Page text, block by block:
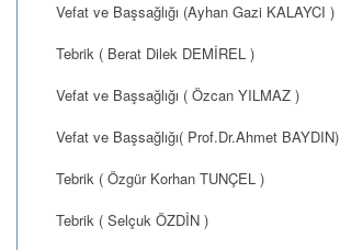
Vefat ve Başsağlığı (Ayhan Gazi KALAYCI )
Tebrik ( Berat Dilek DEMİREL )
Vefat ve Başsağlığı ( Özcan YILMAZ )
Vefat ve Başsağlığı( Prof.Dr.Ahmet BAYDIN)
Tebrik ( Özgür Korhan TUNÇEL )
Tebrik ( Selçuk ÖZDİN )